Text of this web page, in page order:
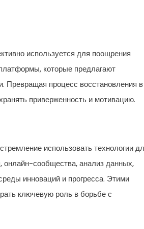
используется для поощрения
которые предлагают
Превращая процесс восстановления в
приверженность и мотивацию.
использовать технологии
сообщества, анализ данных,
инноваций и прогресса. Этими
ключевую роль в борьбе с